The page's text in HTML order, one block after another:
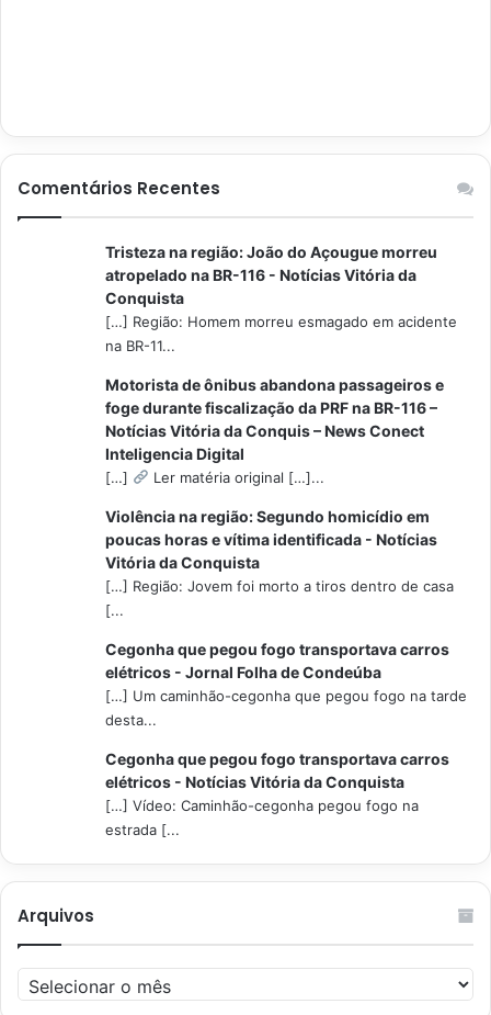
Comentários Recentes
Tristeza na região: João do Açougue morreu
atropelado na BR-116 - Notícias Vitória da
Conquista
[…] Região: Homem morreu esmagado em acidente
na BR-11...
Motorista de ônibus abandona passageiros e
foge durante fiscalização da PRF na BR-116 –
Notícias Vitória da Conquis – News Conect
Inteligencia Digital
[…] Ler matéria original […]...
Violência na região: Segundo homicídio em
poucas horas e vítima identificada - Notícias
Vitória da Conquista
[…] Região: Jovem foi morto a tiros dentro de casa
[...
Cegonha que pegou fogo transportava carros
elétricos - Jornal Folha de Condeúba
[…] Um caminhão-cegonha que pegou fogo na tarde
desta...
Cegonha que pegou fogo transportava carros
elétricos - Notícias Vitória da Conquista
[…] Vídeo: Caminhão-cegonha pegou fogo na
estrada [...
Arquivos
Arquivos